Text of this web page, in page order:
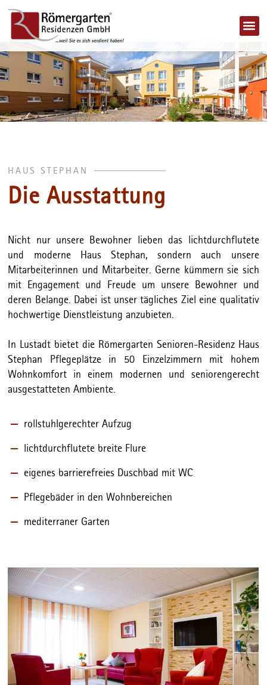
HAUS STEPHAN
Die Ausstattung
Nicht nur unsere Bewohner lieben das lichtdurchflutete
und moderne Haus Stephan, sondern auch unsere
Mitarbeiterinnen und Mitarbeiter. Gerne kümmern sie sich
mit Engagement und Freude um unsere Bewohner und
deren Belange. Dabei ist unser tägliches Ziel eine qualitativ
hochwertige Dienstleistung anzubieten.
In Lustadt bietet die Römergarten Senioren-Residenz Haus
Stephan Pflegeplätze in 50 Einzelzimmern mit hohem
Wohnkomfort in einem modernen und seniorengerecht
ausgestatteten Ambiente.
rollstuhlgerechter Aufzug
lichtdurchflutete breite Flure
eigenes barrierefreies Duschbad mit WC
Pflegebäder in den Wohnbereichen
mediterraner Garten